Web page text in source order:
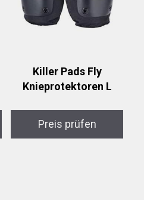
Killer Pads Fly
Knieprotektoren L
Preis prüfen